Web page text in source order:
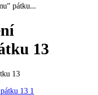
pátku...
13
13